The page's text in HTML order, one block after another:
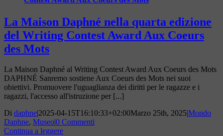
La Maison Daphné nella quarta edizione
del Writing Contest Award Aux Coeurs
des Mots
La Maison Daphné al Writing Contest Award Aux Coeurs des Mots
DAPHNÉ Sanremo sostiene Aux Coeurs des Mots nei suoi
obiettivi. Promuovere l'uguaglianza dei diritti per le ragazze e i
ragazzi, l'accesso all'istruzione per [...]
Di daphne|2025-04-15T16:10:33+02:00Marzo 25th, 2025|Mondo
Daphne, Museo|0 Commenti
Continua a leggere